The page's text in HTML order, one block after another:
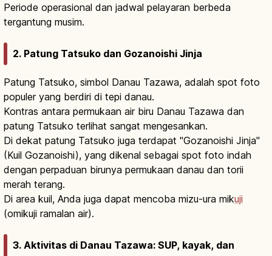
Periode operasional dan jadwal pelayaran berbeda
tergantung musim.
2. Patung Tatsuko dan Gozanoishi Jinja
Patung Tatsuko, simbol Danau Tazawa, adalah spot foto
populer yang berdiri di tepi danau.
Kontras antara permukaan air biru Danau Tazawa dan
patung Tatsuko terlihat sangat mengesankan.
Di dekat patung Tatsuko juga terdapat "Gozanoishi Jinja"
(Kuil Gozanoishi), yang dikenal sebagai spot foto indah
dengan perpaduan birunya permukaan danau dan torii
merah terang.
Di area kuil, Anda juga dapat mencoba mizu-ura mikuji
(omikuji ramalan air).
3. Aktivitas di Danau Tazawa: SUP, kayak, dan